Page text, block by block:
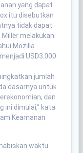
yang dapat
itu disebutkan
tidak dapat
melakukan
Mozilla
USD3.000.
jumlah
dasarnya untuk
dan
ini dimulai,” kata
Keamanan
waktu